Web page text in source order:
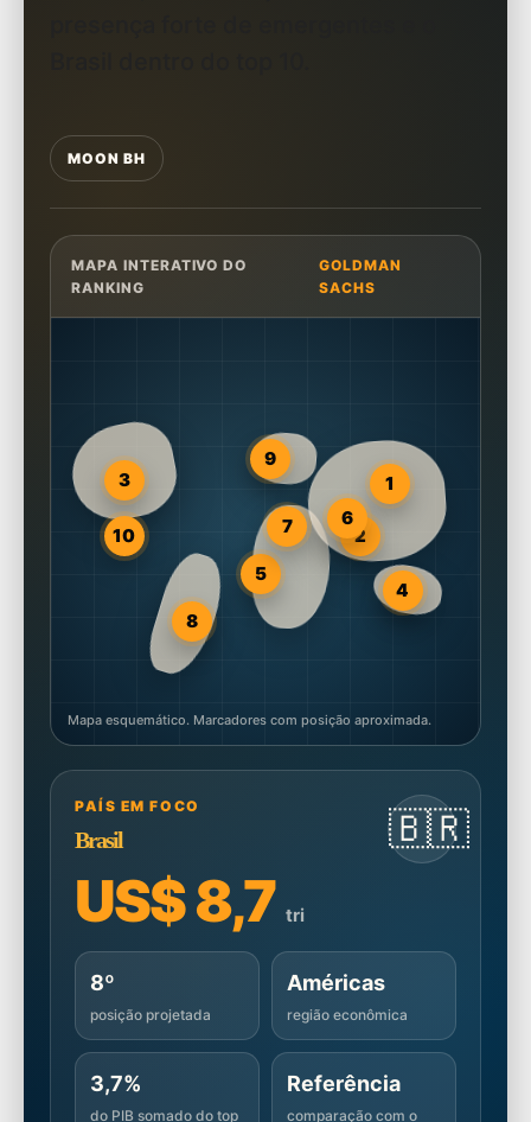
MOON BH
MAPA INTERATIVO DO
RANKING
GOLDMAN
SACHS
1
2
3
4
5
6
7
8
9
10
Mapa esquemático. Marcadores com posição aproximada.
PAÍS EM FOCO
Brasil 🇧🇷
US$ 8,7 tri
8º
posição projetada
Américas
região econômica
3,7%
do PIB somado do top
Referência
comparação com o